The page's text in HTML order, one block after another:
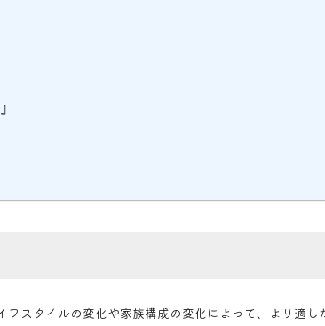
スタイルの変化や家族構成の変化によって、より適し